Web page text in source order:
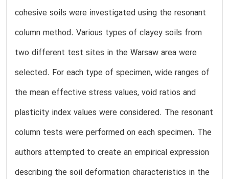
cohesive soils were investigated using the resonant
column method. Various types of clayey soils from
two different test sites in the Warsaw area were
selected. For each type of specimen, wide ranges of
the mean effective stress values, void ratios and
plasticity index values were considered. The resonant
column tests were performed on each specimen. The
authors attempted to create an empirical expression
describing the soil deformation characteristics in the